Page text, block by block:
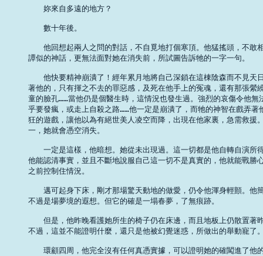
妳來自多遠的地方？
數十年後。
他回想起兩人之問的對話，不自覓地打個寒頂。他猛搖頭，不敢
譚似的神話，更無法面對她在消失前，所試圖告訴牠的一字一句。
他快要精神崩潰了！經年累月地將自己深鎖在這棟陰森而不見天
著他的，只有揮之不去的罪惡感，及死在他手上的冤魂，還有那張
童的臉孔……當他仍是個醫生時，這情況也發生過。強烈的哀傷令他
乎要發瘋，或走上自殺之路……他一定是崩潰了，而牠的神智在戲弄
狂的遊戲，讓他以為有絕世美人凌空而降，出現在他家裏，急需救
一，她就會憑空消失。
一定是這樣，他暗想。她從未出現過。這一切都是他自轉自演所
他能認清事實，並且不斷地說服自己這一切不是真實的，他就能戰
之前控制住情況。
邁可起身下床，剛才那場驚天動地的做愛，仍令他渾身輕顫。他
不過是場夢境的遐想。但它的確是一塌春夢，了無痕跡。
但是，他昨晚看護她所生的椅子仍在床邊，而且地板上仍散置著
不過，這並不能證明什麼，還只是他被幻覺迷惑，所做出的舉動寵
環顧四周，他完全沒有任何真憑實據，可以證明她的確闖進了他